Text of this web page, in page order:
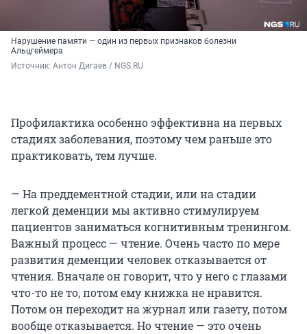
Нарушение памяти — один из первых признаков болезни
Альцгеймера
Источник: Антон Дигаев / NGS.RU
Профилактика особенно эффективна на первых
стадиях заболевания, поэтому чем раньше это
практиковать, тем лучше.
— На преддементной стадии, или на стадии
легкой деменции мы активно стимулируем
пациентов заниматься когнитивным тренингом.
Важный процесс — чтение. Очень часто по мере
развития деменции человек отказывается от
чтения. Вначале он говорит, что у него с глазами
что-то не то, потом ему книжка не нравится.
Потом он переходит на журнал или газету, потом
вообще отказывается. Но чтение — это очень